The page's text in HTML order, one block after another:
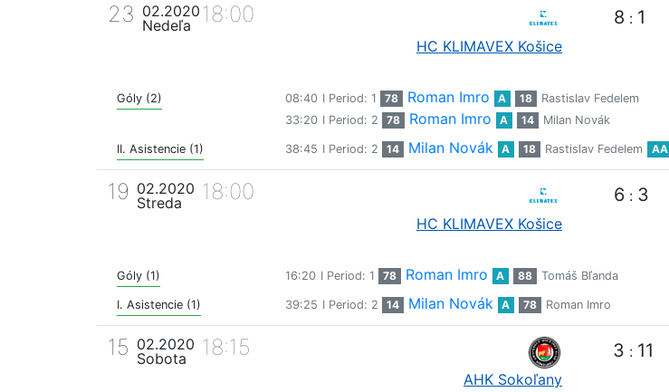
23 02.2020
Nedeľa
18:00
HC KLIMAVEX Košice
8 : 1
Góly (2) 08:40 I Period: 1 78 Roman Imro A 18
Rastislav Fedelem
33:20 I Period: 2 78 Roman Imro A 14 Milan Novák
II. Asistencie (1) 38:45 I Period: 2 14 Milan Novák A 18 Rastislav Fedelem AA
19 02.2020
Streda
18:00
HC KLIMAVEX Košice
6 : 3
Góly (1) 16:20 I Period: 1 78 Roman Imro A 88 Tomáš Bľanda
I. Asistencie (1) 39:25 I Period: 2 14 Milan Novák A 78 Roman Imro
15 02.2020
Sobota
18:15
AHK Sokoľany
3 : 11